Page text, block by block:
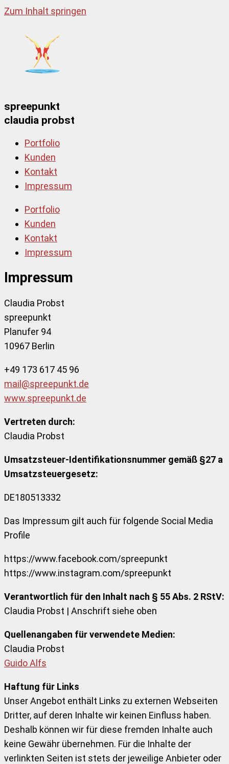
Zum Inhalt springen
spreepunkt
claudia probst
Portfolio
Kunden
Kontakt
Impressum
Portfolio
Kunden
Kontakt
Impressum
Impressum
Claudia Probst
spreepunkt
Planufer 94
10967 Berlin
+49 173 617 45 96
mail@spreepunkt.de
www.spreepunkt.de
Vertreten durch:
Claudia Probst
Umsatzsteuer-Identifikationsnummer gemäß §27 a
Umsatzsteuergesetz:
DE180513332
Das Impressum gilt auch für folgende Social Media
Profile
https://www.facebook.com/spreepunkt
https://www.instagram.com/spreepunkt
Verantwortlich für den Inhalt nach § 55 Abs. 2 RStV:
Claudia Probst | Anschrift siehe oben
Quellenangaben für verwendete Medien:
Claudia Probst
Guido Alfs
Haftung für Links
Unser Angebot enthält Links zu externen Webseiten
Dritter, auf deren Inhalte wir keinen Einfluss haben.
Deshalb können wir für diese fremden Inhalte auch
keine Gewähr übernehmen. Für die Inhalte der
verlinkten Seiten ist stets der jeweilige Anbieter oder